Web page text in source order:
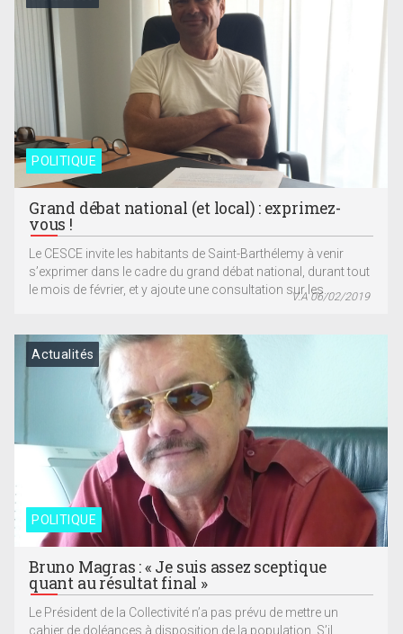
POLITIQUE
Grand débat national (et local) : exprimez-
vous !
Le CESCE invite les habitants de Saint-Barthélemy à venir
s’exprimer dans le cadre du grand débat national, durant tout
le mois de février, et y ajoute une consultation sur les...V.A 06/02/2019
POLITIQUE
Actualités
Bruno Magras : « Je suis assez sceptique
quant au résultat final »
Le Président de la Collectivité n’a pas prévu de mettre un
cahier de doléances à disposition de la population. S’il